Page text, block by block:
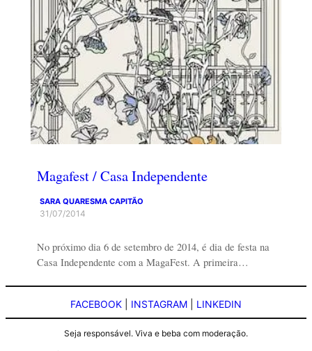
Magafest / Casa Independente
SARA QUARESMA CAPITÃO
31/07/2014
No próximo dia 6 de setembro de 2014, é dia de festa na
Casa Independente com a MagaFest. A primeira…
FACEBOOK INSTAGRAM LINKEDIN
Seja responsável. Viva e beba com moderação.